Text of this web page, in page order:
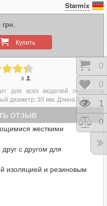
Starmix
грн.
Купить
5
для всех моделей пылесосов
диаметр: 35 мм. Длина 3,2м.
ОТЗЫВ
жесткими
с другом для
изоляцией и резиновым
0
0
1
0